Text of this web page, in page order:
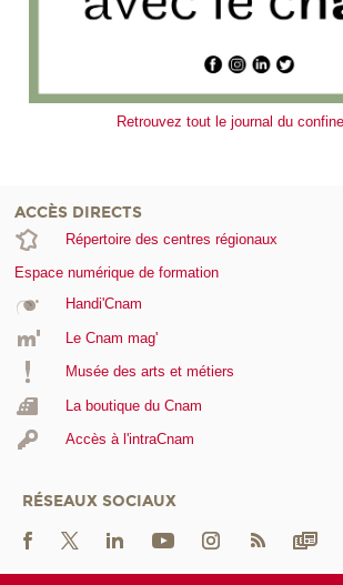
Retrouvez tout le journal du
ACCÈS DIRECTS
Répertoire des centres régionaux
Espace numérique de formation
Handi'Cnam
Le Cnam mag'
Musée des arts et métiers
La boutique du Cnam
Accès à l'intraCnam
RÉSEAUX SOCIAUX